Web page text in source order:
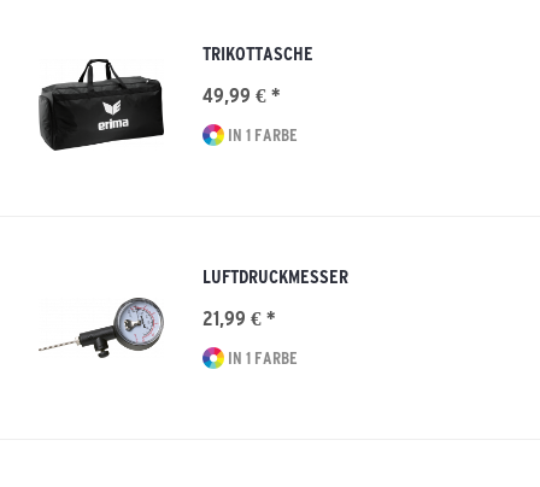
TRIKOTTASCHE
49,99 € *
IN 1 FARBE
LUFTDRUCKMESSER
21,99 € *
IN 1 FARBE